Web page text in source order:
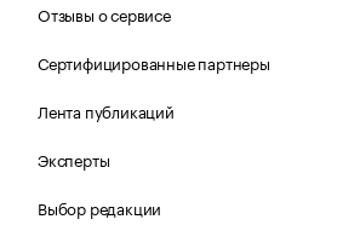
Отзывы о сервисе
Сертифицированные партнеры
Лента публикаций
Эксперты
Выбор редакции